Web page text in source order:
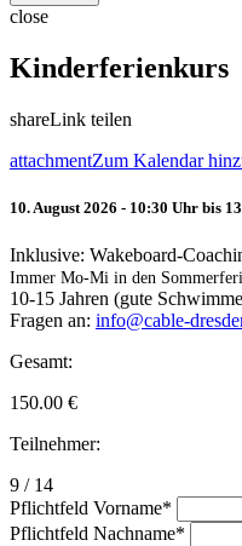
close
Kinderferienkurs
shareLink teilen
attachmentZum Kalendar
10. August 2026 - 10:30 Uhr bis
Inklusive: Wakeboard-
Immer Mo-Mi in den
10-15 Jahren (gute
Fragen an: info@cable-
Gesamt:
150.00 €
Teilnehmer:
9 / 14
Pflichtfeld Vorname*
Pflichtfeld Nachname*